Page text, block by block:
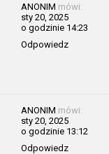
ANONIM mówi:
sty 20, 2025
o godzinie 14:23
Odpowiedz
ANONIM mówi:
sty 20, 2025
o godzinie 13:12
Odpowiedz